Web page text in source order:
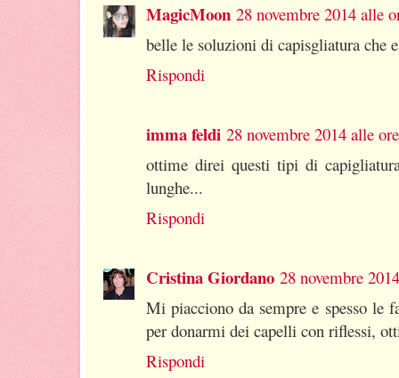
MagicMoon 28 novembre 2014 alle
belle le soluzioni di capisgliatura che
Rispondi
imma feldi 28 novembre 2014 alle
ottime direi questi tipi di
lunghe...
Rispondi
Cristina Giordano 28 novembre
Mi piacciono da sempre e spesso le
per donarmi dei capelli con riflessi,
Rispondi